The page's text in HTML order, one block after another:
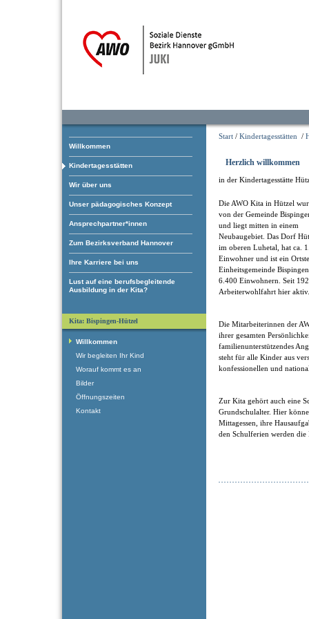
Willkommen
Kindertagesstätten
Wir über uns
Unser pädagogisches Konzept
Ansprechpartner*innen
Zum Bezirksverband Hannover
Ihre Karriere bei uns
Lust auf eine berufsbegleitende
Ausbildung in der Kita?
Start / Kindertagesstätten /
Herzlich willkommen
in der Kindertagesstätte
Die AWO Kita in Hützel
von der Gemeinde
und liegt mitten in einem
Neubaugebiet. Das Dorf
im oberen Luhetal, hat ca.
Einwohner und ist ein
Einheitsgemeinde
6.400 Einwohnern. Seit
Arbeiterwohlfahrt hier aktiv.
Die Mitarbeiterinnen der
ihrer gesamten
familienunterstützendes
steht für alle Kinder aus
konfessionellen und
Zur Kita gehört auch eine
Grundschulalter. Hier
Mittagessen, ihre
den Schulferien werden
Kita: Bispingen-Hützel
Willkommen
Wir begleiten Ihr Kind
Worauf kommt es an
Bilder
Öffnungszeiten
Kontakt